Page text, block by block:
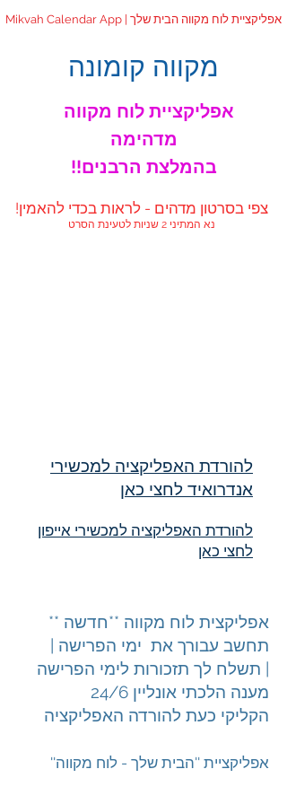
Mikvah Calendar App | אפליקציית לוח מקווה הבית שלך
מקווה קומונה
מדהימה
!!בהמלצת הרבנים
!צפי בסרטון מדהים - לראות בכדי להאמין
נא המתיני 2 שניות לטעינת הסרט
להורדת האפליקציה למכשירי
אנדרואיד לחצי כאן
להורדת האפליקציה למכשירי אייפון
לחצי כאן
אפליקצית לוח מקווה **חדשה **
תחשב עבורך את ימי הפרישה |
תשלח לך תזכורות לימי הפרישה |
מענה הלכתי אונליין 24/6
הקליקי כעת להורדה האפליקציה
''אפליקציית ''הבית שלך - לוח מקווה